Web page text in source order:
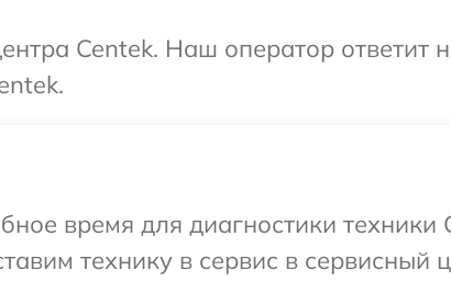
Centek. Наш оператор
время для диагностики техники
технику в сервис в сервисный